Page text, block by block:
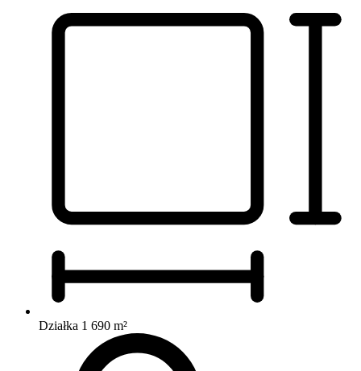
Działka 1 690 m²